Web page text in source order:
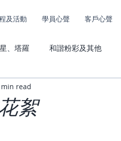
及活動 學員心聲 客戶心聲
、塔羅 和諧粉彩及其他
動物傳心心聲
絮
min read